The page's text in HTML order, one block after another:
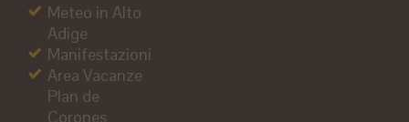
Meteo in Alto
Adige
Manifestazioni
Area Vacanze
Plan de
Corones